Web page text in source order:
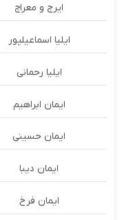
ایرج و معراج
ایلیا اسماعیلپور
ایلیا رحمانی
ایمان ابراهیم
ایمان حسینی
ایمان دیبا
ایمان فرخ